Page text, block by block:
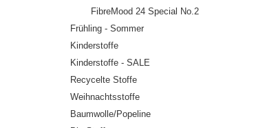
FibreMood 24 Special No.2
Frühling - Sommer
Kinderstoffe
Kinderstoffe - SALE
Recycelte Stoffe
Weihnachtsstoffe
Baumwolle/Popeline